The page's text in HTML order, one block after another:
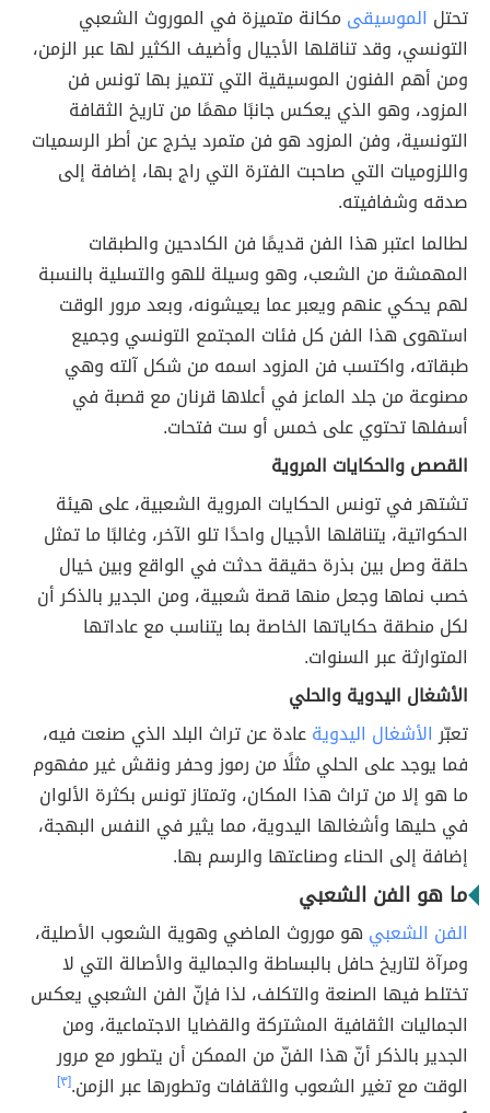
تحتل الموسيقى مكانة متميزة في الموروث الشعبي
التونسي، وقد تناقلها الأجيال وأضيف الكثير لها عبر الزمن،
ومن أهم الفنون الموسيقية التي تتميز بها تونس فن
المزود، وهو الذي يعكس جانبًا مهمًا من تاريخ الثقافة
التونسية، وفن المزود هو فن متمرد يخرج عن أطر الرسميات
واللزوميات التي صاحبت الفترة التي راج بها، إضافة إلى
صدقه وشفافيته.
لطالما اعتبر هذا الفن قديمًا فن الكادحين والطبقات
المهمشة من الشعب، وهو وسيلة للهو والتسلية بالنسبة
لهم يحكي عنهم ويعبر عما يعيشونه، وبعد مرور الوقت
استهوى هذا الفن كل فئات المجتمع التونسي وجميع
طبقاته، واكتسب فن المزود اسمه من شكل آلته وهي
مصنوعة من جلد الماعز في أعلاها قرنان مع قصبة في
أسفلها تحتوي على خمس أو ست فتحات.
القصص والحكايات المروية
تشتهر في تونس الحكايات المروية الشعبية، على هيئة
الحكواتية، يتناقلها الأجيال واحدًا تلو الآخر، وغالبًا ما تمثل
حلقة وصل بين بذرة حقيقة حدثت في الواقع وبين خيال
خصب نماها وجعل منها قصة شعبية، ومن الجدير بالذكر أن
لكل منطقة حكاياتها الخاصة بما يتناسب مع عاداتها
المتوارثة عبر السنوات.
الأشغال اليدوية والحلي
تعبّرالأشغال اليدويةعادة عن تراث البلد الذي صنعت فيه،
فما يوجد على الحلي مثلًا من رموز وحفر ونقش غير مفهوم
ما هو إلا من تراث هذا المكان، وتمتاز تونس بكثرة الألوان
في حليها وأشغالها اليدوية، مما يثير في النفس البهجة،
إضافة إلى الحناء وصناعتها والرسم بها.
ما هو الفن الشعبي
الفن الشعبي هو موروث الماضي وهوية الشعوب الأصلية،
ومرآة لتاريخ حافل بالبساطة والجمالية والأصالة التي لا
تختلط فيها الصنعة والتكلف، لذا فإنّ الفن الشعبي يعكس
الجماليات الثقافية المشتركة والقضايا الاجتماعية، ومن
الجدير بالذكر أنّ هذا الفنّ من الممكن أن يتطور مع مرور
الوقت مع تغير الشعوب والثقافات وتطورها عبر الزمن.[٣]